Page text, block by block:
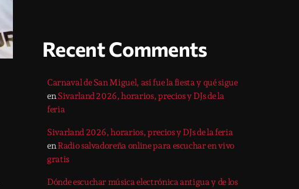
Recent Comments
Carnaval de San Miguel, así fue la fiesta y qué sigue
enSivarland 2026, horarios, precios y DJs de la
feria
Sivarland 2026, horarios, precios y DJs de la feria
enRadio salvadoreña online para escuchar en vivo
gratis
Dónde escuchar música electrónica antigua y de los